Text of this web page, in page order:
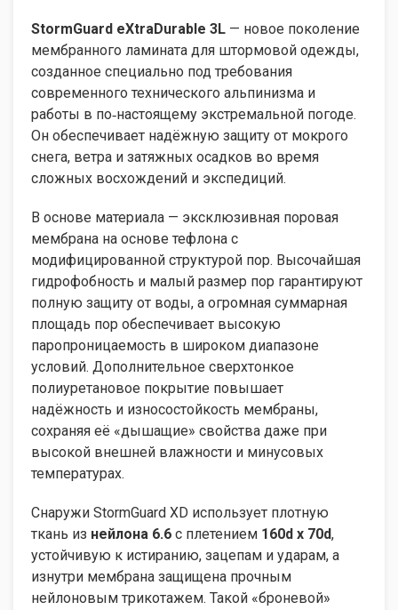
StormGuard eXtraDurable 3L — новое поколение
мембранного ламината для штормовой одежды,
созданное специально под требования
современного технического альпинизма и
работы в по‑настоящему экстремальной погоде.
Он обеспечивает надёжную защиту от мокрого
снега, ветра и затяжных осадков во время
сложных восхождений и экспедиций.
В основе материала — эксклюзивная поровая
мембрана на основе тефлона с
модифицированной структурой пор. Высочайшая
гидрофобность и малый размер пор гарантируют
полную защиту от воды, а огромная суммарная
площадь пор обеспечивает высокую
паропроницаемость в широком диапазоне
условий. Дополнительное сверхтонкое
полиуретановое покрытие повышает
надёжность и износостойкость мембраны,
сохраняя её «дышащие» свойства даже при
высокой внешней влажности и минусовых
температурах.
Снаружи StormGuard XD использует плотную
ткань из нейлона 6.6 с плетением 160d x 70d,
устойчивую к истиранию, зацепам и ударам, а
изнутри мембрана защищена прочным
нейлоновым трикотажем. Такой «броневой»